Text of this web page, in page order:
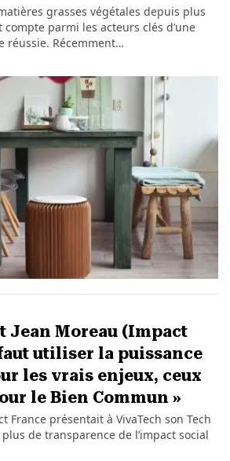
grasses végétales depuis plus
compte parmi les acteurs clés d’une
réussie. Récemment…
Jean Moreau (Impact
utiliser la puissance
les vrais enjeux, ceux
le Bien Commun »
France présentait à VivaTech son Tech
de transparence de l’impact social